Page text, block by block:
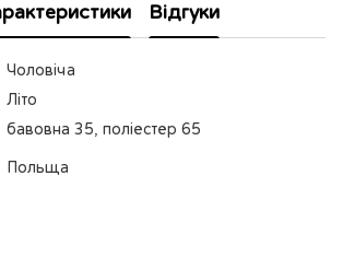
Відгуки
Чоловіча
Літо
бавовна 35, поліестер 65
Польща